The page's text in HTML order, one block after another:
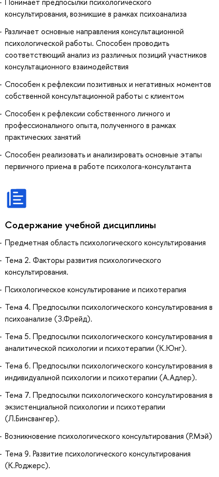
консультирования, возникшие в рамках психоанализа
Различает основные направления консультационной
психологической работы. Способен проводить
соответствющий анализ из различных позиций участников
консультационного взаимодействия
Способен к рефлексии позитивных и негативных моментов
собственной консультационной работы с клиентом
Способен к рефлексии собственного личного и
профессионального опыта, полученного в рамках
практических занятий
Способен реализовать и анализировать основные этапы
первичного приема в работе психолога-консультанта
Содержание учебной дисциплины
Предметная область психологического консультирования
Тема 2. Факторы развития психологического
консультирования.
Психологическое консультирование и психотерапия
Тема 4. Предпосылки психологического консультирования в
психоанализе (З.Фрейд).
Тема 5. Предпосылки психологического консультирования в
аналитической психологии и психотерапии (К.Юнг).
Тема 6. Предпосылки психологического консультирования в
индивидуальной психологии и психотерапии (А.Адлер).
Тема 7. Предпосылки психологического консультирования в
экзистенциальной психологии и психотерапии
(Л.Бинсвангер).
Возникновение психологического консультирования (Р.Мэй)
Тема 9. Развитие психологического консультирования
(К.Роджерс).